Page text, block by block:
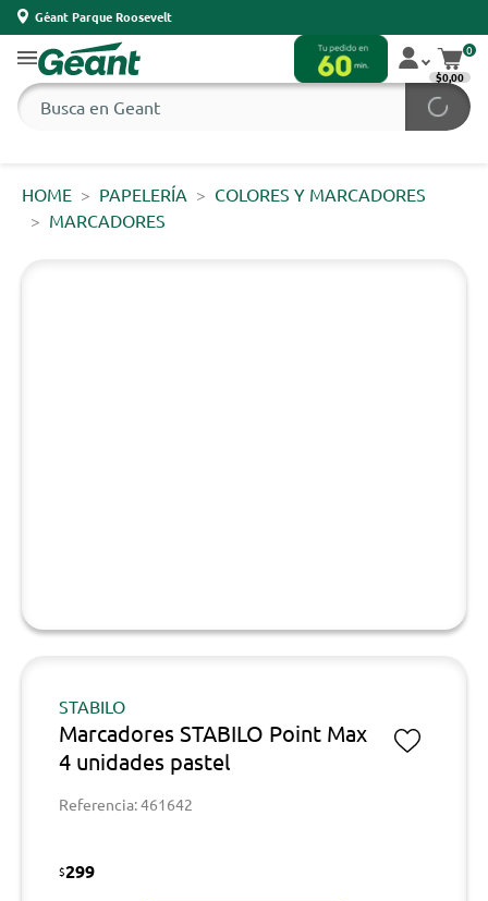
Géant Parque Roosevelt
0
$0,00
HOME PAPELERÍA
COLORES Y MARCADORES
MARCADORES
STABILO
Marcadores STABILO Point Max
4 unidades pastel
Referencia: 461642
$299